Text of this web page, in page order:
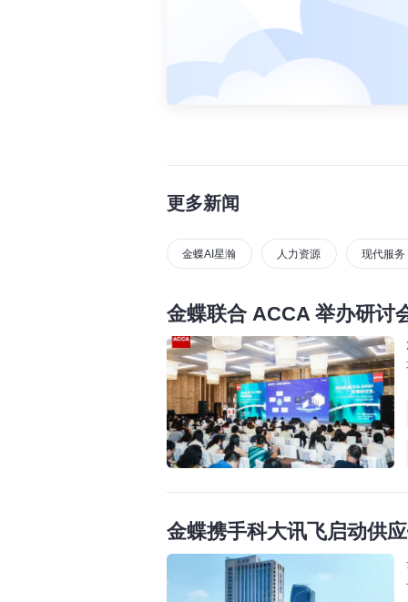
更多新闻
金蝶AI星瀚 人力资源 现代服务
金蝶联合 ACCA 举办研讨
金蝶携手科大讯飞启动供